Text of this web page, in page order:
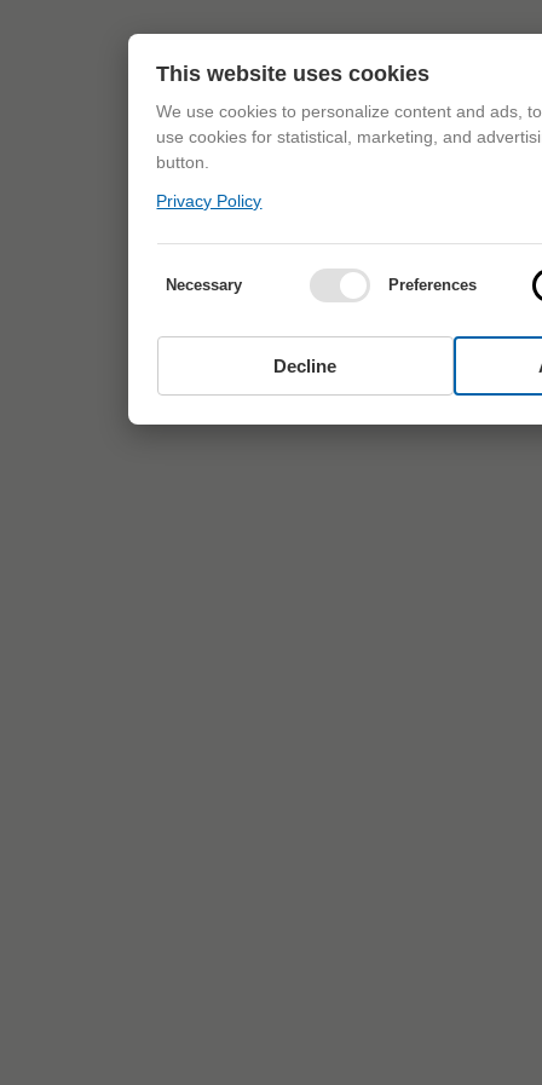
This website uses cookies
We use cookies to personalize content and ads,
use cookies for statistical, marketing, and
button.
Privacy Policy
Necessary Preferences
Decline